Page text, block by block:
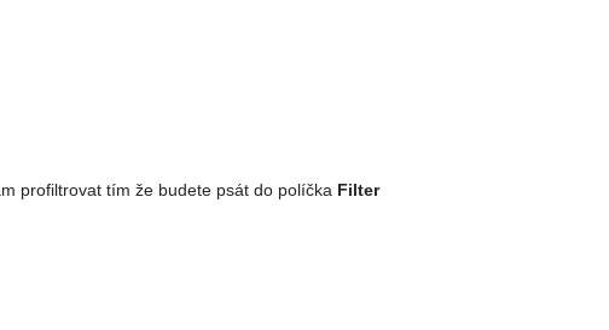
profiltrovat tím že budete psát do políčka Filter